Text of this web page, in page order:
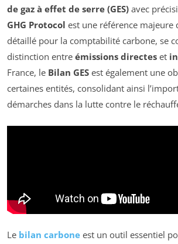
de gaz à effet de serre (GES) avec
GHG Protocol est une référence majeure
détaillé pour la comptabilité carbone, se
distinction entre émissions directes et
France, le Bilan GES est également une
certaines entités, consolidant ainsi
démarches dans la lutte contre le
Le bilan carbone est un outil essentiel